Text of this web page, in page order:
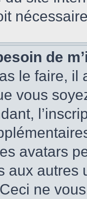
de
le faire, il
vous
avatars
aux
ne